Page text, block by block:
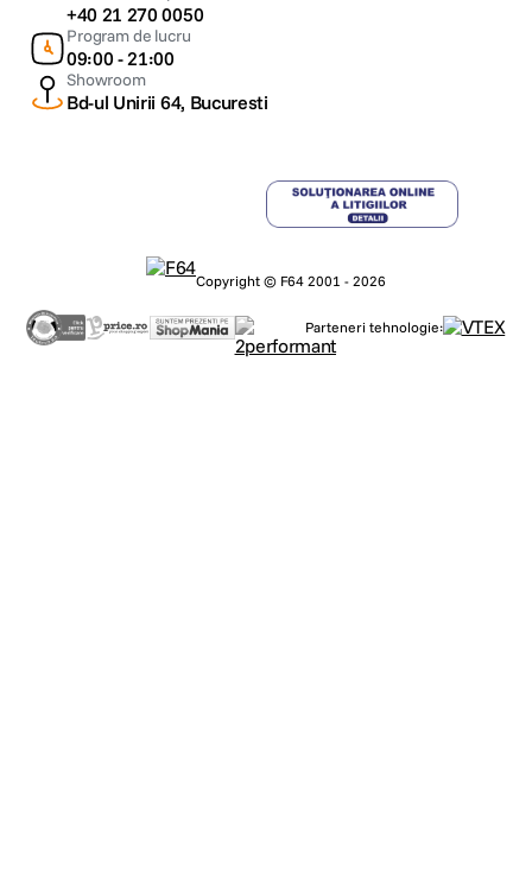
+40 21 270 0050
Program de lucru
09:00 - 21:00
Showroom
Bd-ul Unirii 64, Bucuresti
Copyright © F64 2001 - 2026
Parteneri tehnologie: